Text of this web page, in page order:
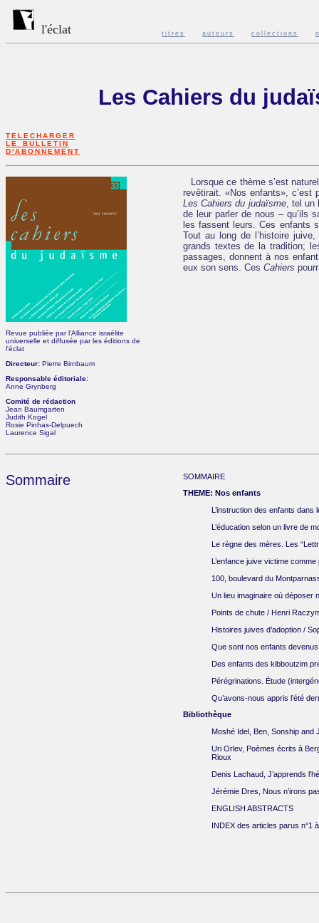
l'éclat titres auteurs collections
Les Cahiers du
TELECHARGER
LE BULLETIN
D'ABONNEMENT
Revue publiée par l’Alliance israélite
universelle et diffusée par les éditions de
l'éclat
Directeur: Pierre Birnbaum
Responsable éditoriale:
Anne Grynberg
Comité de rédaction
Jean Baumgarten
Judith Kogel
Rosie Pinhas-Delpuech
Laurence Sigal
Lorsque ce thème s’est
revêtirait. «Nos enfants», c’est
Les Cahiers du judaïsme, tel un
de leur parler de nous – qu’ils
les fassent leurs. Ces enfants
Tout au long de l’histoire
grands textes de la tradition;
passages, donnent à nos
eux son sens. Ces Cahiers
Sommaire
SOMMAIRE
THEME: Nos enfants
L’instruction des enfants
L’éducation selon un livre de
Le règne des mères. Les
L’enfance juive victime
100, boulevard du
Un lieu imaginaire où déposer
Points de chute / Henri
Histoires juives d’adoption /
Que sont nos enfants
Des enfants des kibboutzim
Pérégrinations. Étude
Qu’avons-nous appris l’été
Bibliothèque
Moshé Idel, Ben, Sonship and
Uri Orlev, Poèmes écrits à
Rioux
Denis Lachaud, J’apprends
Jérémie Dres, Nous n’irons
ENGLISH ABSTRACTS
INDEX des articles parus n°1